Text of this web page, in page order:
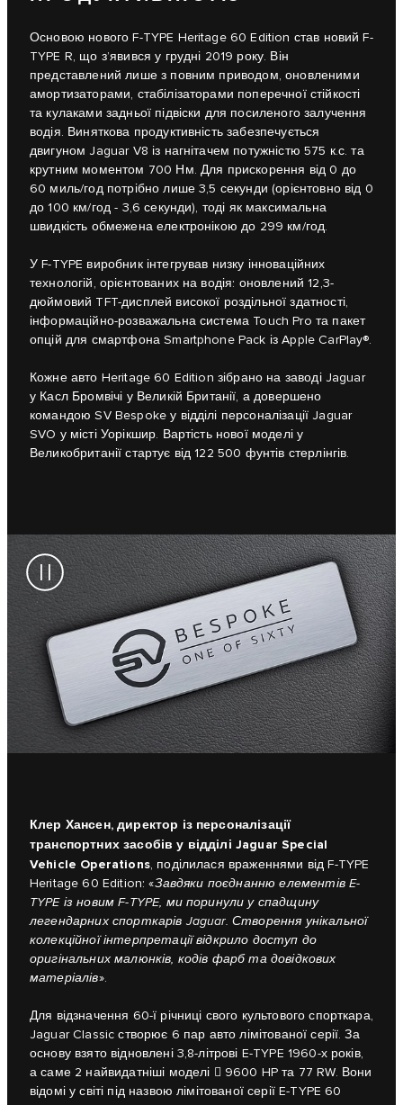
Основою нового F-TYPE Heritage 60 Edition став новий F-
TYPE R, що з’явився у грудні 2019 року. Він
представлений лише з повним приводом, оновленими
амортизаторами, стабілізаторами поперечної стійкості
та кулаками задньої підвіски для посиленого залучення
водія. Виняткова продуктивність забезпечується
двигуном Jaguar V8 із нагнітачем потужністю 575 к.с. та
крутним моментом 700 Нм. Для прискорення від 0 до
60 миль/год потрібно лише 3,5 секунди (орієнтовно від 0
до 100 км/год - 3,6 секунди), тоді як максимальна
швидкість обмежена електронікою до 299 км/год.
У F-TYPE виробник інтегрував низку інноваційних
технологій, орієнтованих на водія: оновлений 12,3-
дюймовий TFT-дисплей високої роздільної здатності,
інформаційно-розважальна система Touch Pro та пакет
опцій для смартфона Smartphone Pack із Apple CarPlay®.
Кожне авто Heritage 60 Edition зібрано на заводі Jaguar
у Касл Бромвічі у Великій Британії, а довершено
командою SV Bespoke у відділі персоналізації Jaguar
SVO у місті Уорікшир. Вартість нової моделі у
Великобританії стартує від 122 500 фунтів стерлінгів.
Клер Хансен, директор із персоналізації
транспортних засобів у відділі Jaguar Special
Vehicle Operations, поділилася враженнями від F-TYPE
Heritage 60 Edition: «Завдяки поєднанню елементів E-
TYPE із новим F-TYPE, ми поринули у спадщину
легендарних спорткарів Jaguar. Створення унікальної
колекційної інтерпретації відкрило доступ до
оригінальних малюнків, кодів фарб та довідкових
матеріалів».
Для відзначення 60-ї річниці свого культового спорткара,
Jaguar Classic створює 6 пар авто лімітованої серії. За
основу взято відновлені 3,8-літрові E-TYPE 1960-х років,
а саме 2 найвидатніші моделі  9600 HP та 77 RW. Вони
відомі у світі під назвою лімітованої серії E-TYPE 60